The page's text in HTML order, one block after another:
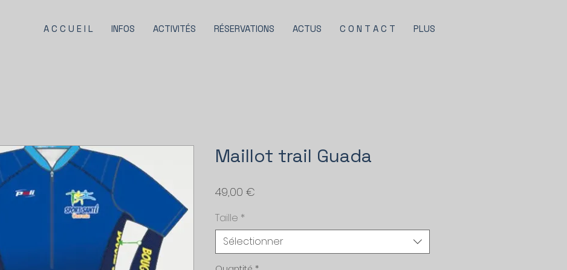
A C C U E I L INFOS ACTIVITÉS RÉSERVATIONS ACTUS C O N T A C T PLUS
Maillot trail Guada
49,00 €
Taille *
Sélectionner